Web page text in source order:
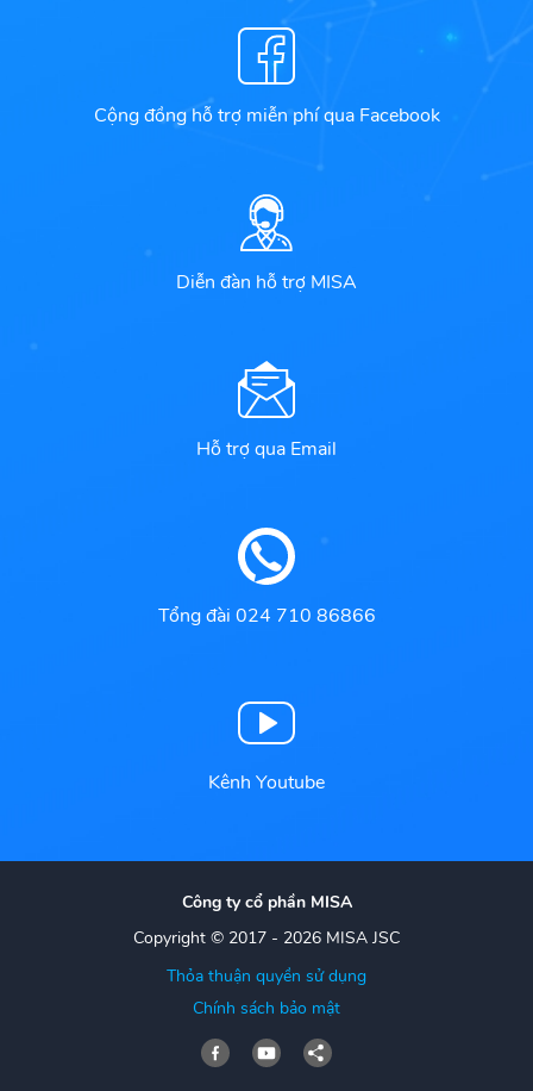
Cộng đồng hỗ trợ miễn phí qua Facebook
Diễn đàn hỗ trợ MISA
Hỗ trợ qua Email
Tổng đài 024 710 86866
Kênh Youtube
Công ty cổ phần MISA
Copyright © 2017 - 2026 MISA JSC
Thỏa thuận quyền sử dụng
Chính sách bảo mật